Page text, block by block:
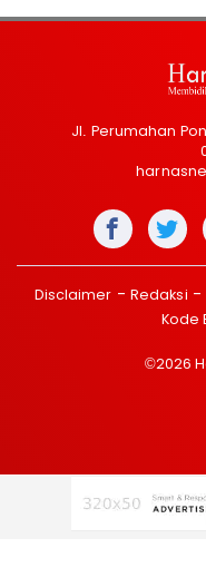
Jl. Perumahan
Disclaimer Redaksi
Kode
©2026